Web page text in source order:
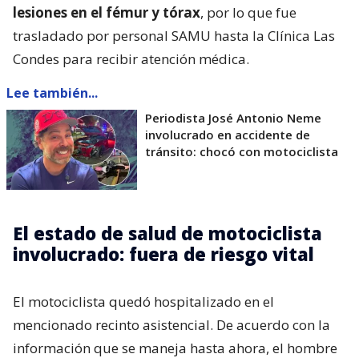
lesiones en el fémur y tórax, por lo que fue
trasladado por personal SAMU hasta la Clínica Las
Condes para recibir atención médica.
Lee también...
Periodista José Antonio Neme
involucrado en accidente de
tránsito: chocó con motociclista
El estado de salud de motociclista
involucrado: fuera de riesgo vital
El motociclista quedó hospitalizado en el
mencionado recinto asistencial. De acuerdo con la
información que se maneja hasta ahora, el hombre